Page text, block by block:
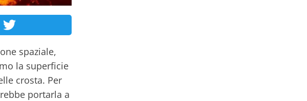
spaziale,
la superficie
crosta. Per
portarla a